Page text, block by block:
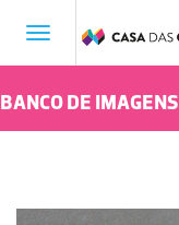
Toggle
BANCO DE IMAGENS